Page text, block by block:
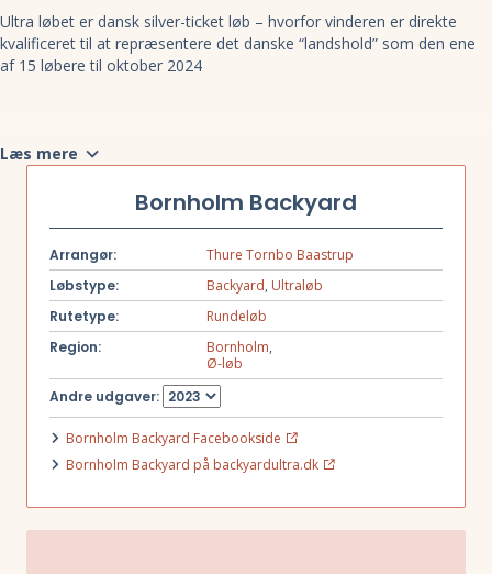
Ultra løbet er dansk silver-ticket løb – hvorfor vinderen er direkte
kvalificeret til at repræsentere det danske “landshold” som den ene
af 15 løbere til oktober 2024
Læs mere
Bornholm Backyard
Arrangør:
Thure Tornbo Baastrup
Løbstype:
Backyard, Ultraløb
Rutetype:
Rundeløb
Region:
Bornholm,
Ø-løb
Andre udgaver:
Bornholm Backyard Facebookside
Bornholm Backyard på backyardultra.dk